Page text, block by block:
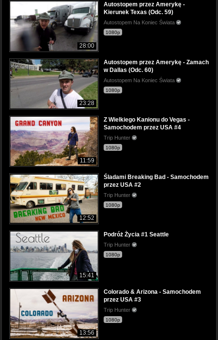
28:00
Autostopem przez Amerykę -
Kierunek Texas (Odc. 59)
Autostopem Na Koniec Świata
1080p
23:28
Autostopem przez Amerykę - Zamach
w Dallas (Odc. 60)
Autostopem Na Koniec Świata
1080p
11:59
Z Wielkiego Kanionu do Vegas -
Samochodem przez USA #4
Trip Hunter
1080p
12:52
Śladami Breaking Bad - Samochodem
przez USA #2
Trip Hunter
1080p
15:41
Podróż Życia #1 Seattle
Trip Hunter
1080p
13:56
Colorado & Arizona - Samochodem
przez USA #3
Trip Hunter
1080p